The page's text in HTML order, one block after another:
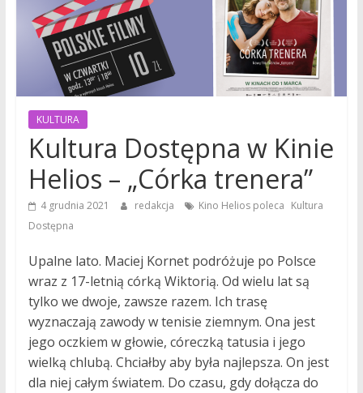
KULTURA
Kultura Dostępna w Kinie
Helios – „Córka trenera”
4 grudnia 2021 redakcja Kino Helios poleca Kultura
Dostępna
Upalne lato. Maciej Kornet podróżuje po Polsce
wraz z 17-letnią córką Wiktorią. Od wielu lat są
tylko we dwoje, zawsze razem. Ich trasę
wyznaczają zawody w tenisie ziemnym. Ona jest
jego oczkiem w głowie, córeczką tatusia i jego
wielką chlubą. Chciałby aby była najlepsza. On jest
dla niej całym światem. Do czasu, gdy dołącza do